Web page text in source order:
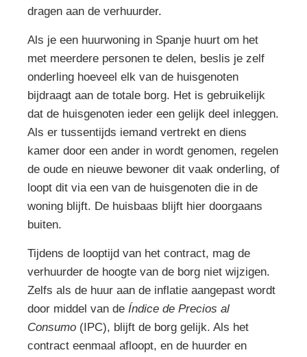
dragen aan de verhuurder.
Als je een huurwoning in Spanje huurt om het
met meerdere personen te delen, beslis je zelf
onderling hoeveel elk van de huisgenoten
bijdraagt aan de totale borg. Het is gebruikelijk
dat de huisgenoten ieder een gelijk deel inleggen.
Als er tussentijds iemand vertrekt en diens
kamer door een ander in wordt genomen, regelen
de oude en nieuwe bewoner dit vaak onderling, of
loopt dit via een van de huisgenoten die in de
woning blijft. De huisbaas blijft hier doorgaans
buiten.
Tijdens de looptijd van het contract, mag de
verhuurder de hoogte van de borg niet wijzigen.
Zelfs als de huur aan de inflatie aangepast wordt
door middel van de Índice de Precios al
Consumo (IPC), blijft de borg gelijk. Als het
contract eenmaal afloopt, en de huurder en